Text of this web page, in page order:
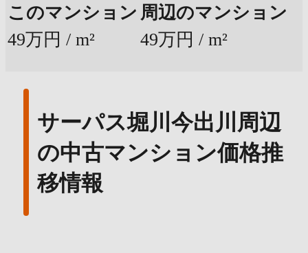
このマンション 周辺のマンション
49万円 / m²
49万円 / m²
サーパス堀川今出川周辺
の中古マンション価格推
移情報